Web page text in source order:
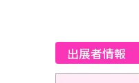
出展者情報